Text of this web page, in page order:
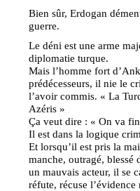
Bien sûr, Erdogan
guerre.
Le déni est une arme
diplomatie turque.
Mais l’homme fort
prédécesseurs, il nie le
l’avoir commis. « La
Azéris »
Ça veut dire : « On va
Il est dans la logique
Et lorsqu’il est pris la
manche, outragé, blessé
un mauvais acteur, il se
réfute, récuse l’évidence